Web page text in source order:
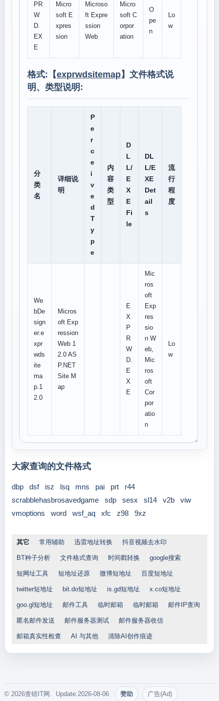
PR
W
D.
EX
E
Micro
soft E
xpres
sion
Microso
ft Expre
ssion
Web
Micro
soft C
orpor
ation
O
pe
n
Lo
w
格式:【exprwdsitemap】文件格式说
明、类型说明:
分
类
名
详细说
明
P
e
r
c
e
i
v
e
d
T
y
p
e
内
容
类
型
D
L
L/
E
X
E
Fi
le
DL
L/E
XE
Det
ail
s
流
行
程
度
We
bDe
sign
er.e
xpr
wds
ite
ma
p.1
2.0
Micros
oft Exp
ression
Web 1
2.0 AS
P.NET
Site M
ap
E
X
P
R
W
D.
E
X
E
Mic
ros
oft
Exp
res
sio
n W
eb,
Mic
ros
oft
Cor
por
atio
n
Lo
w
大家查询的文件格式
dbp dsf isz lsq mns pai prt
r44
scrabblehasbrosavedgame
sdp sesx sl14 v2b
viw
vmoptions
word wsf_aq xfc z98 9xz
其它 常用辅助 迅雷地址转换 抖音视频去水印
BT种子分析 文件格式查询 时间戳转换 google搜索
短网址工具 短地址还原 微博短地址 百度短地址
twitter短地址 bit.do短地址 is.gd短地址 x.co短地址
goo.gl短地址 邮件工具 临时邮箱 临时邮箱 邮件IP查询
匿名邮件发送 邮件服务器测试 邮件服务器收信
邮箱真实性检查 AI 与其他 清除AI创作痕迹
© 2026查错IT网. Update:2026-08-06 赞助 广告(Ad)